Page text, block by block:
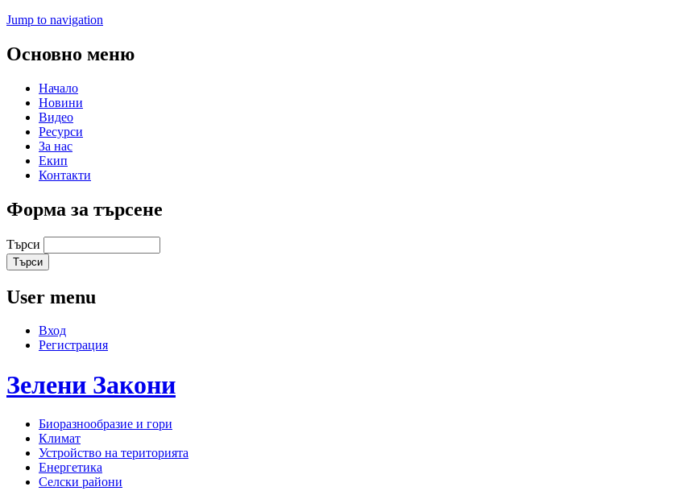
Jump to navigation
Основно меню
Начало
Новини
Видео
Ресурси
За нас
Екип
Контакти
Форма за търсене
Търси
User menu
Вход
Регистрация
Зелени Закони
Биоразнообразие и гори
Климат
Устройство на територията
Енергетика
Селски райони